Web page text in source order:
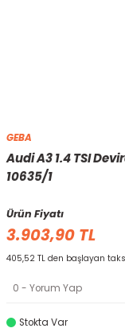
GEBA
Audi A3 1.4 TSI
10635/1
Ürün Fiyatı
3.903,90 TL
405,52 TL den başlayan
0 - Yorum Yap
Stokta Var